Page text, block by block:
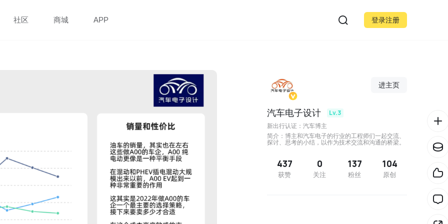
社区 商城 APP 登录注册
进主页
汽车电子设计 Lv.3
新出行认证：汽车博主
简介：博主和汽车电子的行业的工程师们一起交流、
探讨、思考的小结，以作为技术交流和沟通的桥梁。
437
获赞
0
关注
137
粉丝
104
原创